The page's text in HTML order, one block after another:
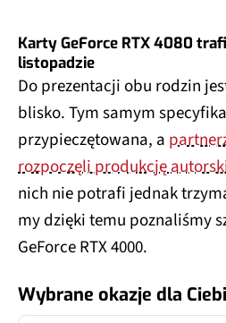
Karty GeForce RTX 4080
listopadzie
Do prezentacji obu rodzin
blisko. Tym samym
przypieczętowana, a
rozpoczęli produkcję
nich nie potrafi jednak
my dzięki temu poznaliśmy
GeForce RTX 4000.
Wybrane okazje dla